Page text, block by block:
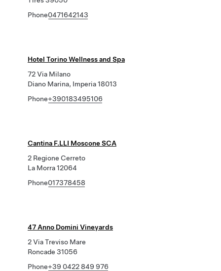
Phone0471642143
Hotel Torino Wellness and Spa
72 Via Milano
Diano Marina, Imperia 18013
Phone+390183495106
Cantina F.LLI Moscone SCA
2 Regione Cerreto
La Morra 12064
Phone017378458
47 Anno Domini Vineyards
2 Via Treviso Mare
Roncade 31056
Phone+39 0422 849 976